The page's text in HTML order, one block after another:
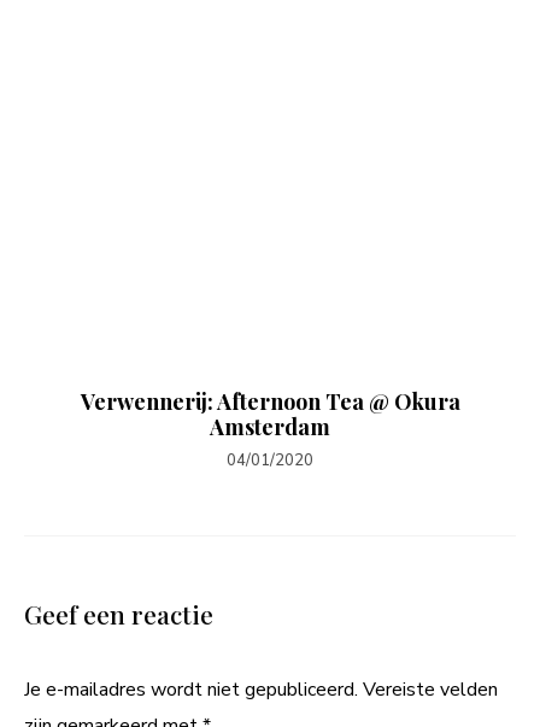
Verwennerij: Afternoon Tea @ Okura
Amsterdam
04/01/2020
Geef een reactie
Je e-mailadres wordt niet gepubliceerd. Vereiste velden